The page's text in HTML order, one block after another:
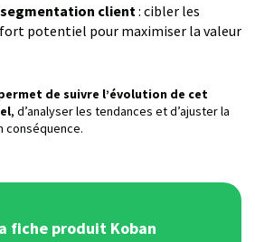
client: cibler les
potentiel pour maximiser la valeur
de suivre l’évolution de cet
, d’analyser les tendances et d’ajuster la
conséquence.
fiche produit Koban